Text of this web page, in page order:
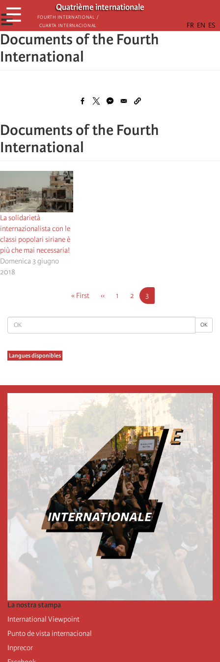
Skip
to
main
content
Quatrième internationale
Fourth International /
Cuarta Internacional
☰
☰
OK OK
Langues disponibles
Documents of the Fourth
International
Documents of the Fourth
International
La solidarietà
internazionalista con le
classi popolari siriane è
più che mai necessaria!
Domenica 3 giugno
2018
First
« First
Previous
‹‹ Pagina
1 Pagina
2
Current
page
3
La nostra stampa
International Viewpoint
Punto de vista internacional
Inprecor